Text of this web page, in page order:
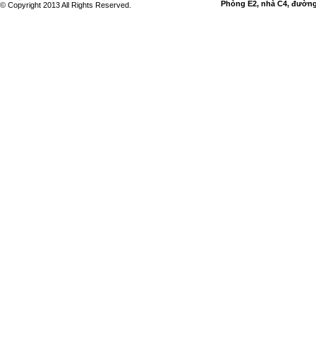
© Copyright 2013 All Rights Reserved.
Phòng E2, nhà C4,